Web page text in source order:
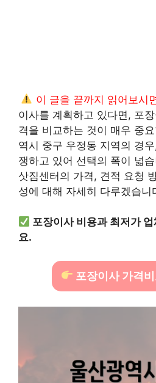
이 글을 끝까지 읽어보시
이사를 계획하고 있다면, 포
격을 비교하는 것이 매우 중
역시 중구 우정동 지역의 경
쟁하고 있어 선택의 폭이 넓
삿짐센터의 가격, 견적 요청
성에 대해 자세히 다루겠습니
포장이사 비용과 최저가
요.
포장이사 가격